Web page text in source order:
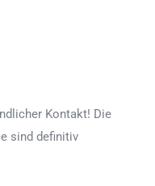
Kontakt! Die
sind definitiv